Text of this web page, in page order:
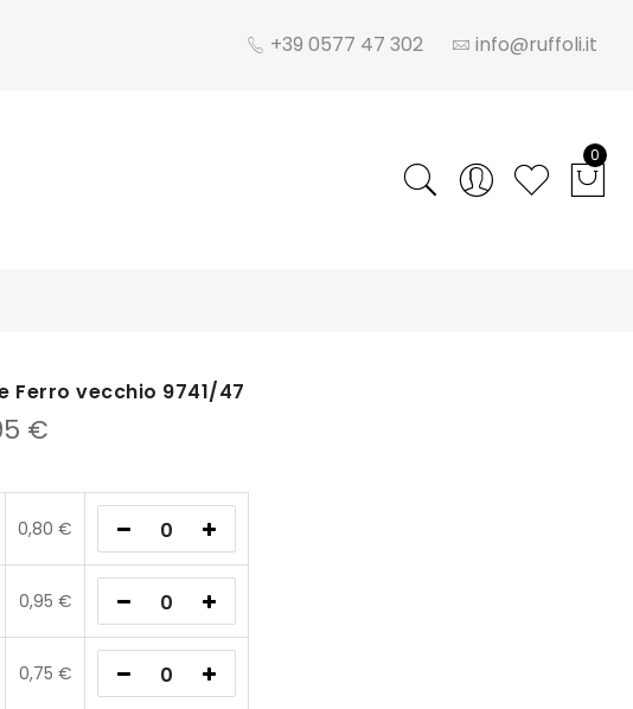
+39 0577 47 302 info@ruffoli.it
0
Ferro vecchio 9741/47
€
0,80 €
0,95 €
0,75 €